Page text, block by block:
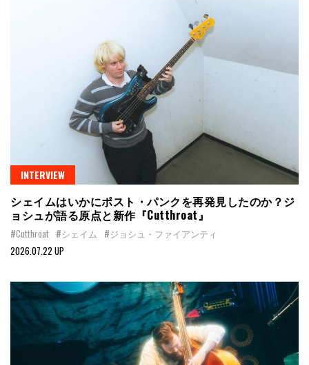
INTERVIEW
シェイムはいかにポスト・パンクを再発見したのか？ジ
ョシュが語る原点と新作『Cutthroat』
#Cutthroat #シェイム #ジョシュ・ファイアンティ
2026.07.22 UP